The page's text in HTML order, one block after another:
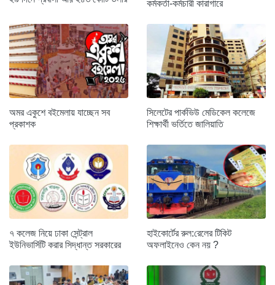
কর্মকর্তা-কর্মচারী কারাগারে
অমর একুশে বইমেলায় যাচ্ছেন সব
প্রকাশক
সিলেটের পার্কভিউ মেডিকেল কলেজে
শিক্ষার্থী ভর্তিতে জালিয়াতি
৭ কলেজ নিয়ে ঢাকা সেন্ট্রাল
ইউনিভার্সিটি করার সিদ্ধান্ত সরকারের
হাইকোর্টের রুল:রেলের টিকিট
অফলাইনেও কেন নয় ?